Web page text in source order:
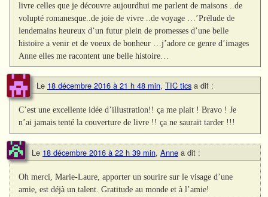
livre celles que je découvre aujourdhui me parlent de maisons ..de
volupté romanesque..de joie de vivre ..de voyage …’Prélude de
lendemains heureux d’un futur plein de promesses d’une belle
histoire a venir et de voeux de bonheur …j’adore ce genre d’images
Anne elles me racontent une belle histoire…
Le 18 décembre 2016 à 21 h 48 min, TIC tics a dit :
C’est une excellente idée d’illustration!! ça me plait ! Bravo ! Je
n’ai jamais tenté la couverture de livre !! ça ne saurait tarder !!!
Le 18 décembre 2016 à 22 h 39 min, Anne a dit :
Oh merci, Marie-Laure, apporter un sourire sur le visage d’une
amie, est déjà un talent. Gratitude au monde et à l’amie!